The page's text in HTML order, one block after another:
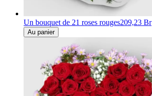
Un bouquet de 21 roses rouges209,23 Br
Au panier